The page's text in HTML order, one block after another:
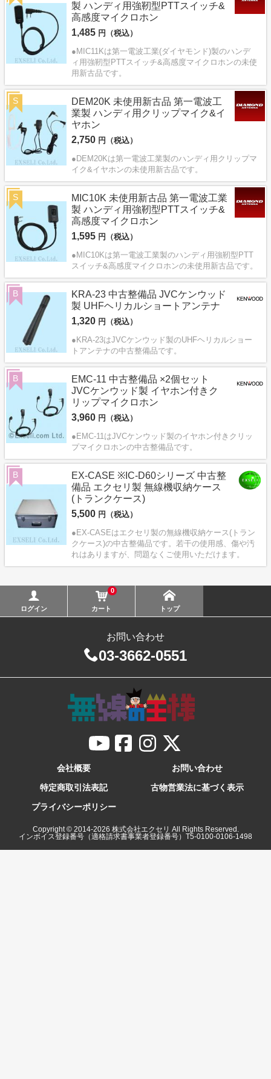
製 ハンディ用強靭型PTTスイッチ&
高感度マイクロホン
1,485 円（税込）
●MIC11Kは第一電波工業(ダイヤモンド)製のハンデ
ィ用強靭型PTTスイッチ&高感度マイクロホンの未使
用新古品です。
DEM20K 未使用新古品 第一電波工
業製 ハンディ用クリップマイク&イ
ヤホン
2,750 円（税込）
●DEM20Kは第一電波工業製のハンディ用クリップマ
イク&イヤホンの未使用新古品です。
S
MIC10K 未使用新古品 第一電波工業
製 ハンディ用強靭型PTTスイッチ&
高感度マイクロホン
1,595 円（税込）
●MIC10Kは第一電波工業製のハンディ用強靭型PTT
スイッチ&高感度マイクロホンの未使用新古品です。
S
KRA-23 中古整備品 JVCケンウッド
製 UHFヘリカルショートアンテナ
1,320 円（税込）
●KRA-23はJVCケンウッド製のUHFヘリカルショー
トアンテナの中古整備品です。
B
EMC-11 中古整備品 ×2個セット
JVCケンウッド製 イヤホン付きク
リップマイクロホン
3,960 円（税込）
●EMC-11はJVCケンウッド製のイヤホン付きクリッ
プマイクロホンの中古整備品です。
B
EX-CASE ※IC-D60シリーズ 中古整
備品 エクセリ製 無線機収納ケース
(トランクケース)
5,500 円（税込）
●EX-CASEはエクセリ製の無線機収納ケース(トラン
クケース)の中古整備品です。若干の使用感、傷や汚
れはありますが、問題なくご使用いただけます。
B
ログイン
0
カート トップ
お問い合わせ
03-3662-0551
会社概要
お問い合わせ
特定商取引法表記
古物営業法に基づく表示
プライバシーポリシー
Copyright © 2014-2026 株式会社エクセリ All Rights Reserved.
インボイス登録番号（適格請求書事業者登録番号）T5-0100-0106-1498